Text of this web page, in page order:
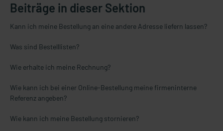
Beiträge in dieser Sektion
Kann ich meine Bestellung an eine andere Adresse liefern lassen?
Was sind Bestelllisten?
Wie erhalte ich meine Rechnung?
Wie kann ich bei einer Online-Bestellung meine firmeninterne
Referenz angeben?
Wie kann ich meine Bestellung stornieren?